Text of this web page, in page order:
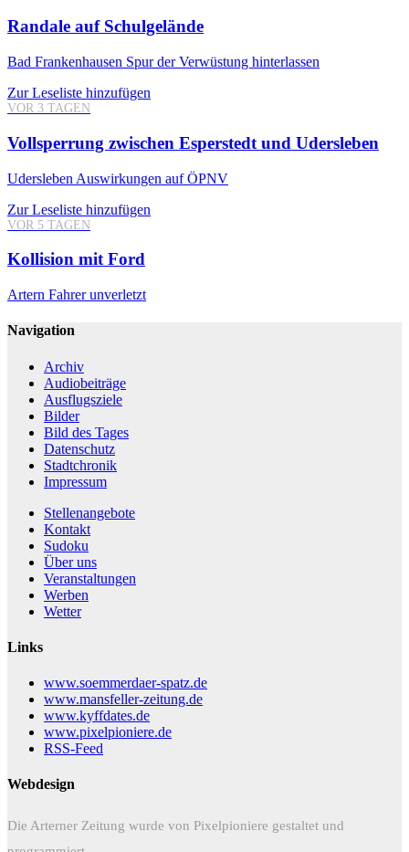
Randale auf Schulgelände
Bad Frankenhausen Spur der Verwüstung hinterlassen
Zur Leseliste hinzufügen
VOR 3 TAGEN
Vollsperrung zwischen Esperstedt und Udersleben
Udersleben Auswirkungen auf ÖPNV
Zur Leseliste hinzufügen
VOR 5 TAGEN
Kollision mit Ford
Artern Fahrer unverletzt
Navigation
Archiv
Audiobeiträge
Ausflugsziele
Bilder
Bild des Tages
Datenschutz
Stadtchronik
Impressum
Stellenangebote
Kontakt
Sudoku
Über uns
Veranstaltungen
Werben
Wetter
Links
www.soemmerdaer-spatz.de
www.mansfeller-zeitung.de
www.kyffdates.de
www.pixelpioniere.de
RSS-Feed
Webdesign
Die Arterner Zeitung wurde von Pixelpioniere gestaltet und